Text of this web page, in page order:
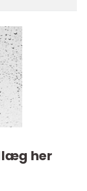
her